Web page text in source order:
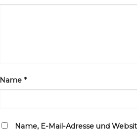
Name *
Name, E-Mail-Adresse und